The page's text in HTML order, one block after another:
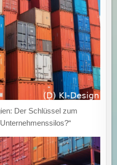
Der Schlüssel zum